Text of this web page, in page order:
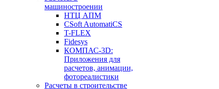
машиностроении
НТЦ АПМ
CSoft AutomatiCS
T-FLEX
Fidesys
КОМПАС-3D:
Приложения для
расчетов, анимации,
фотореалистики
Расчеты в строительстве